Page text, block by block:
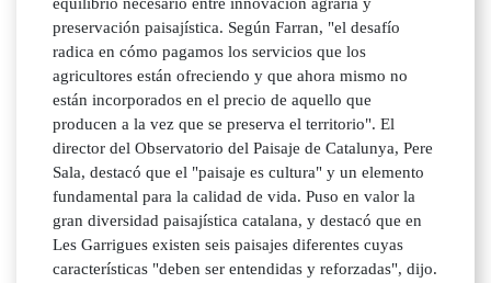
equilibrio necesario entre innovación agraria y
preservación paisajística. Según Farran, "el desafío
radica en cómo pagamos los servicios que los
agricultores están ofreciendo y que ahora mismo no
están incorporados en el precio de aquello que
producen a la vez que se preserva el territorio". El
director del Observatorio del Paisaje de Catalunya, Pere
Sala, destacó que el "paisaje es cultura" y un elemento
fundamental para la calidad de vida. Puso en valor la
gran diversidad paisajística catalana, y destacó que en
Les Garrigues existen seis paisajes diferentes cuyas
características "deben ser entendidas y reforzadas", dijo.